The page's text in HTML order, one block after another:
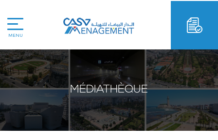
MENU
MÉDIATHÈQUE